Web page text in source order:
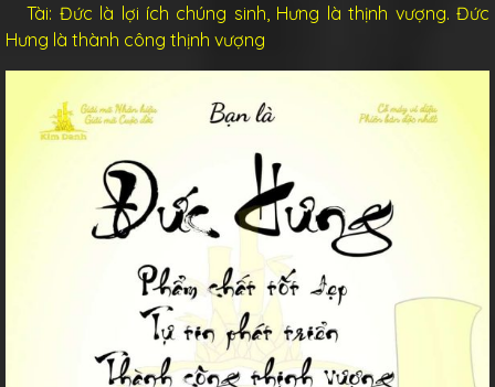
Tài: Đức là lợi ích chúng sinh, Hưng là thịnh vượng. Đức
Hưng là thành công thịnh vượng